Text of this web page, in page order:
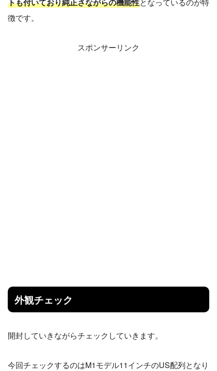
トも付いており純正さながらの機能性となっているのが特
徴です。
スポンサーリンク
外観チェック
開封していきながらチェックしていきます。
今回チェックするのはM1モデル11インチのUS配列となり